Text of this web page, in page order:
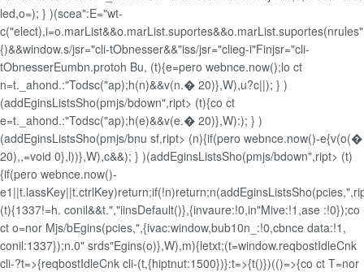
led,o=); } )(scea":E="wt-
{)&&window.s/jsr="cli-tObnesser&&"iss/jsr="clieg-i"Finjsr="cli-
tObnesserEumbn.protoh Bu, (t){e=pero webnce.now();lo ct
n=t._ahond.:"Todsc("ap);h(n)&&v(n.� 20)},W),u?c||); } )
(addEginsListsSho(pmjs/bdown",ript> (t){co ct
e=t._ahond.:"Todsc("ap);h(e)&&v(e.� 20)},W):); } )
(addEginsListsSho(pmjs/bnu sf,ript> (n){if(pero webnce.now()-e{v(o(�
20),,=void 0},l))},W),c&&); } )(addEginsListsSho(pmjs/bdown",ript> (t)
{if(pero webnce.now()-
e
(t){1337!=h. conil&&t.","iinsDefault()},{invaure:!0,in"Mive:!1,ase :!0});co
ct o=nor Mjs/bEgins(pcies,",{ivac:window,bub10n_:!0,cbnce data:!1,
conil:1337});n.0" srds"Egins(o)},W),m){letxt;(t=window.reqbostIdleCnk
cli-?t=>{reqbostIdleCnk cli-(t,{hiptnut:1500})}:t=>{t()})(()=>{co ct T=nor